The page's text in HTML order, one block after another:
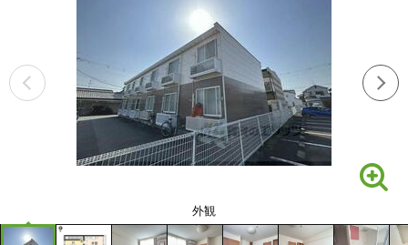
外観